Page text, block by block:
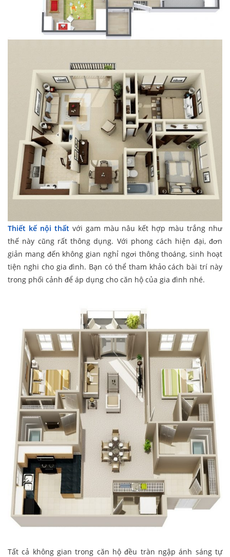
Thiết kế nội thất với gam màu nâu kết hợp màu trắng như
thế này cũng rất thông dụng. Với phong cách hiện đại, đơn
giản mang đến không gian nghỉ ngơi thông thoáng, sinh hoạt
tiện nghi cho gia đình. Bạn có thể tham khảo cách bài trí này
trong phối cảnh để áp dụng cho căn hộ của gia đình nhé.
Tất cả không gian trong căn hộ đều tràn ngập ánh sáng tự